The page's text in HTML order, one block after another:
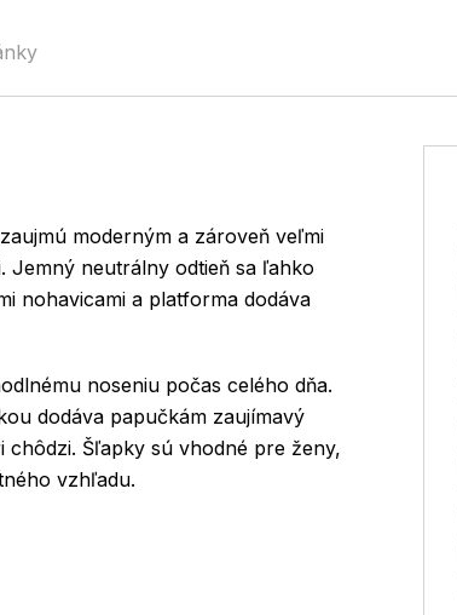
moderným a zároveň veľmi
Jemný neutrálny odtieň sa ľahko
nohavicami a platforma dodáva
noseniu počas celého dňa.
dodáva papučkám zaujímavý
Šľapky sú vhodné pre ženy,
vzhľadu.